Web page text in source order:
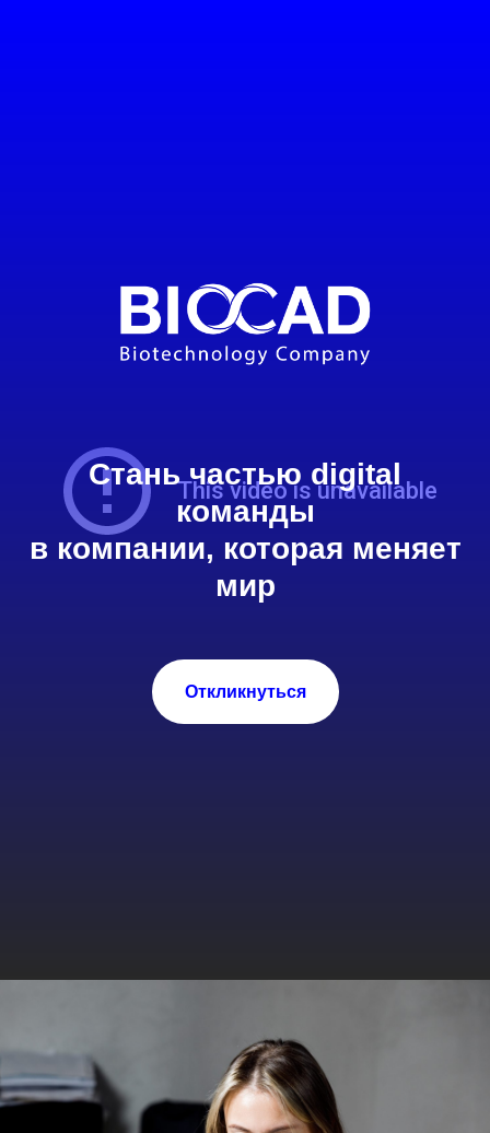
Стань частью digital
команды
в компании, которая меняет
мир
Откликнуться